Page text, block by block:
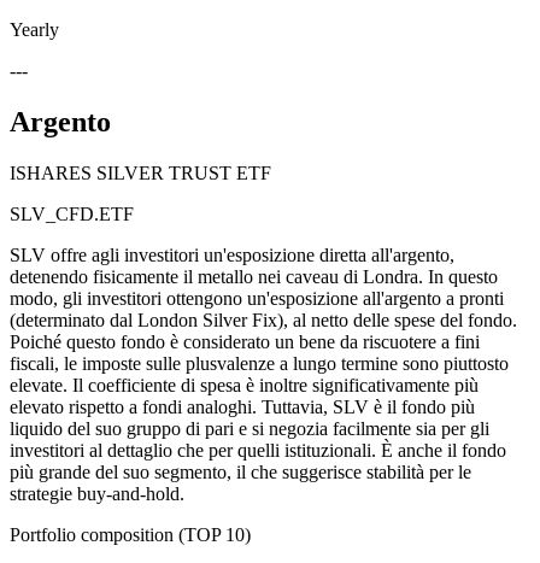
Yearly
---
Argento
ISHARES SILVER TRUST ETF
SLV_CFD.ETF
SLV offre agli investitori un'esposizione diretta all'argento,
detenendo fisicamente il metallo nei caveau di Londra. In questo
modo, gli investitori ottengono un'esposizione all'argento a pronti
(determinato dal London Silver Fix), al netto delle spese del fondo.
Poiché questo fondo è considerato un bene da riscuotere a fini
fiscali, le imposte sulle plusvalenze a lungo termine sono piuttosto
elevate. Il coefficiente di spesa è inoltre significativamente più
elevato rispetto a fondi analoghi. Tuttavia, SLV è il fondo più
liquido del suo gruppo di pari e si negozia facilmente sia per gli
investitori al dettaglio che per quelli istituzionali. È anche il fondo
più grande del suo segmento, il che suggerisce stabilità per le
strategie buy-and-hold.
Portfolio composition (TOP 10)